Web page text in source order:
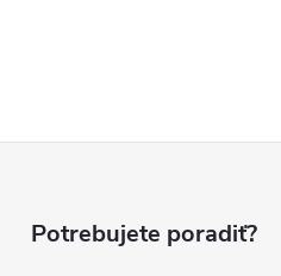
Potrebujete poradiť?